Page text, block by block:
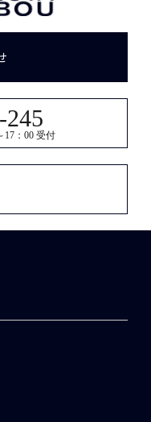
245
17：00 受付